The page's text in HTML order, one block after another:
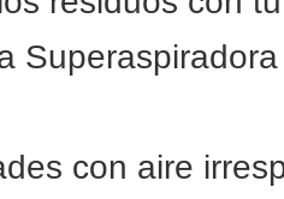
con aire